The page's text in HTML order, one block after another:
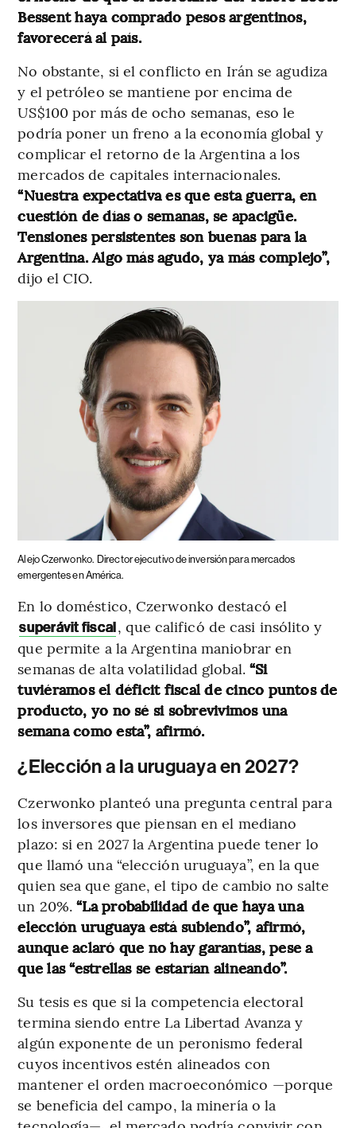
Bessent haya comprado pesos argentinos,
favorecerá al país.
No obstante, si el conflicto en Irán se agudiza
y el petróleo se mantiene por encima de
US$100 por más de ocho semanas, eso le
podría poner un freno a la economía global y
complicar el retorno de la Argentina a los
mercados de capitales internacionales.
“Nuestra expectativa es que esta guerra, en
cuestión de días o semanas, se apacigüe.
Tensiones persistentes son buenas para la
Argentina. Algo más agudo, ya más complejo”,
dijo el CIO.
Alejo Czerwonko. Director ejecutivo de inversión para mercados
emergentes en América.
En lo doméstico, Czerwonko destacó el
superávit fiscal, que calificó de casi insólito y
que permite a la Argentina maniobrar en
semanas de alta volatilidad global. “Si
tuviéramos el déficit fiscal de cinco puntos de
producto, yo no sé si sobrevivimos una
semana como esta”, afirmó.
¿Elección a la uruguaya en 2027?
Czerwonko planteó una pregunta central para
los inversores que piensan en el mediano
plazo: si en 2027 la Argentina puede tener lo
que llamó una “elección uruguaya”, en la que
quien sea que gane, el tipo de cambio no salte
un 20%.“La probabilidad de que haya una
elección uruguaya está subiendo”, afirmó,
aunque aclaró que no hay garantías, pese a
que las “estrellas se estarían alineando”.
Su tesis es que si la competencia electoral
termina siendo entre La Libertad Avanza y
algún exponente de un peronismo federal
cuyos incentivos estén alineados con
mantener el orden macroeconómico —porque
se beneficia del campo, la minería o la